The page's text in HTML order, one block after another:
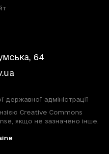
64
державної адміністрації
Creative Commons
якщо не зазначено інше.